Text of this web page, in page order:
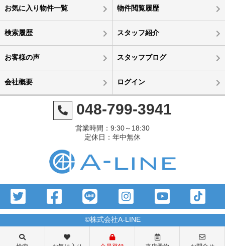
お気に入り物件一覧 物件閲覧履歴
検索履歴 スタッフ紹介
お客様の声 スタッフブログ
会社概要 ログイン
048-799-3941
営業時間：9:30～18:30
定休日：年中無休
©株式会社A-LINE